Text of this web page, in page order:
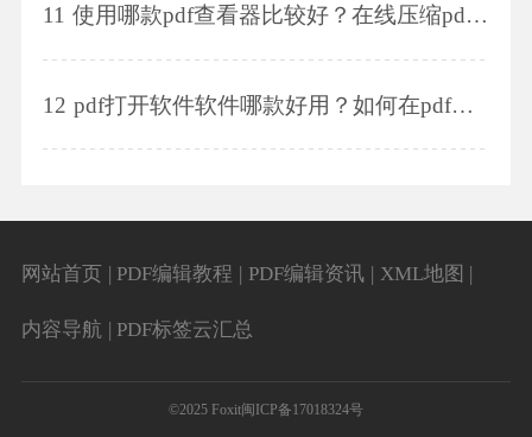
11 使用哪款pdf查看器比较好？在线压缩pdf文件的方法是什么？
12 pdf打开软件软件哪款好用？如何在pdf文件中插入页面？
网站首页 | PDF编辑教程 | PDF编辑资讯 | XML地图 |
内容导航 | PDF标签云汇总
©2025 Foxit闽ICP备17018324号